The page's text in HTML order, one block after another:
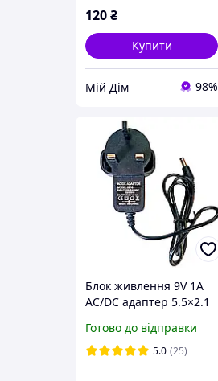
120₴
Купити
Мій Дім 98%
Блок живлення 9V 1A
AC/DC адаптер 5.5×2.1
перехідник)
Готово до відправки
5.0 (25)